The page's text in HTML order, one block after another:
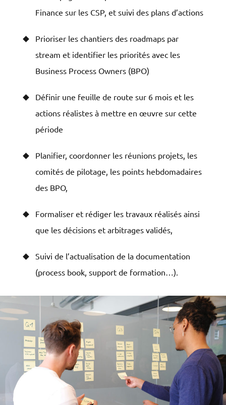
Finance sur les CSP, et suivi des plans d’actions
Prioriser les chantiers des roadmaps par
stream et identifier les priorités avec les
Business Process Owners (BPO)
Définir une feuille de route sur 6 mois et les
actions réalistes à mettre en œuvre sur cette
période
Planifier, coordonner les réunions projets, les
comités de pilotage, les points hebdomadaires
des BPO,
Formaliser et rédiger les travaux réalisés ainsi
que les décisions et arbitrages validés,
Suivi de l’actualisation de la documentation
(process book, support de formation…).